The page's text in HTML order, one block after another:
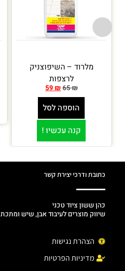
מלרוד – השיפוצניק
לרצפות
65₪
59₪
הוספה לסל
קנה עכשיו !
כתובת ודרכי יצירת קשר
כהן ששון ציוד טכני
שיווק מוצרים לעיבוד אבן, שיש ומתכת
הצהרת נגישות
מדיניות הפרטיות